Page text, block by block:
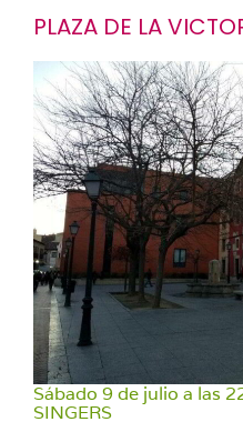
PLAZA DE LA
Sábado 9 de julio a las
SINGERS